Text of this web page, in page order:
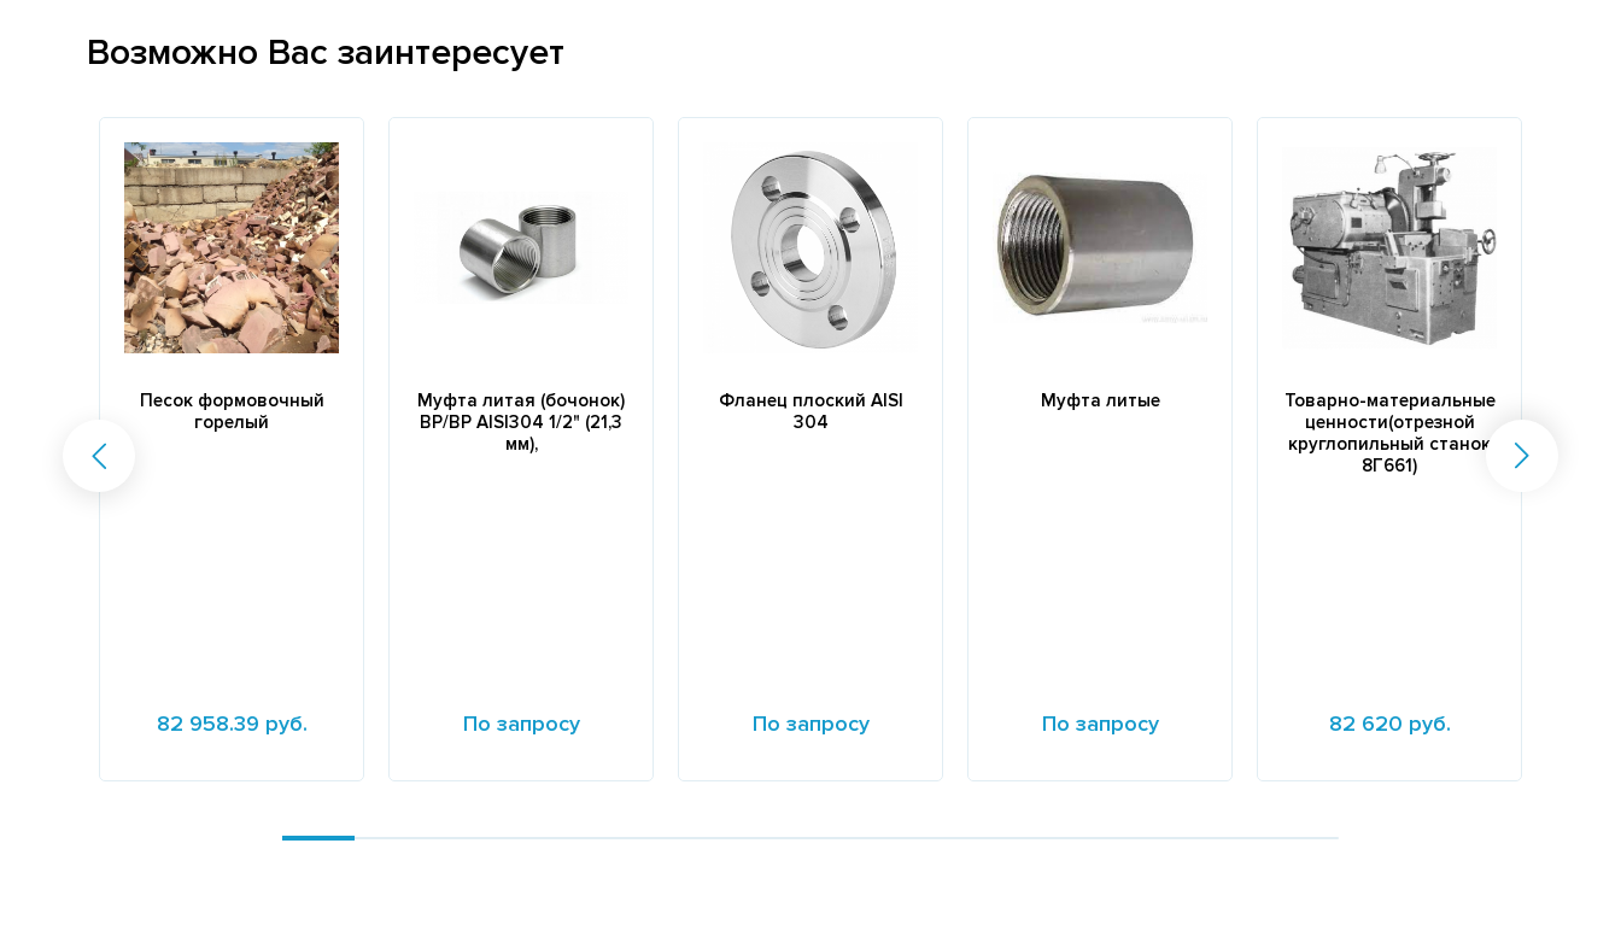
Возможно Вас заинтересует
Песок формовочный
горелый
82 958.39 руб.
Муфта литая (бочонок)
ВР/ВР AISI304 1/2" (21,3
мм),
По запросу
Фланец плоский AISI
304
По запросу
Муфта литые
По запросу
Товарно-материальные
ценности(отрезной
круглопильный станок
8Г661)
82 620 руб.